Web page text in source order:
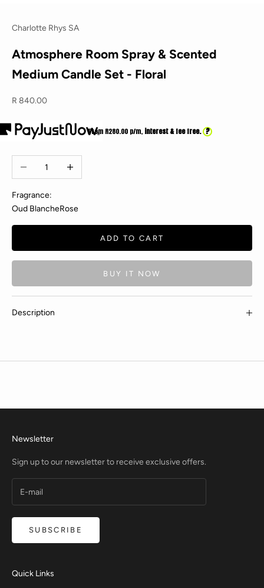
Charlotte Rhys SA
Atmosphere Room Spray & Scented
Medium Candle Set - Floral
Sale price
R 840.00
From R280.00 p/m, interest & fee free. ?
Decrease quantityIncrease quantity
Fragrance:
Oud BlancheRose
ADD TO CART
BUY IT NOW
Description
Newsletter
Sign up to our newsletter to receive exclusive offers.
SUBSCRIBE
Quick Links